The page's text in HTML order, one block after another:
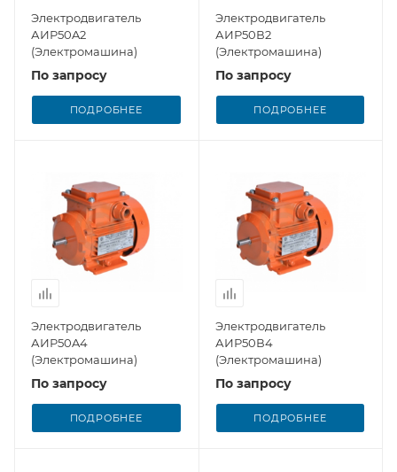
Электродвигатель
АИР50A2
(Электромашина)
По запросу
ПОДРОБНЕЕ
Электродвигатель
АИР50В2
(Электромашина)
По запросу
ПОДРОБНЕЕ
Электродвигатель
АИР50A4
(Электромашина)
По запросу
ПОДРОБНЕЕ
Электродвигатель
АИР50В4
(Электромашина)
По запросу
ПОДРОБНЕЕ